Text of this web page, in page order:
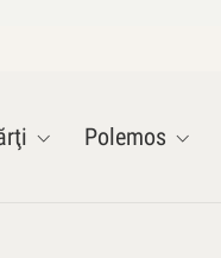
Polemos